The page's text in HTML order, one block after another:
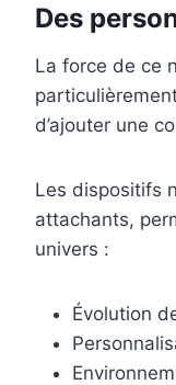
Des
La force de ce
d’ajouter une
Les dispositifs
attachants,
univers :
Évolution